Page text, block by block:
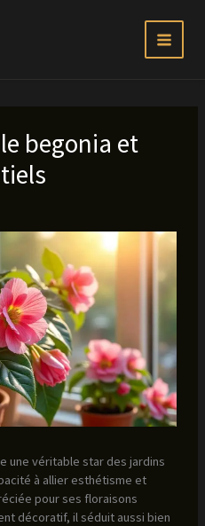
begonia et
une véritable star des jardins
à allier esthétisme et
pour ses floraisons
décoratif, il séduit aussi bien